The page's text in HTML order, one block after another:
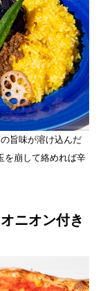
旨味が溶け込んだ
を崩して絡めれば辛
ニオン付き